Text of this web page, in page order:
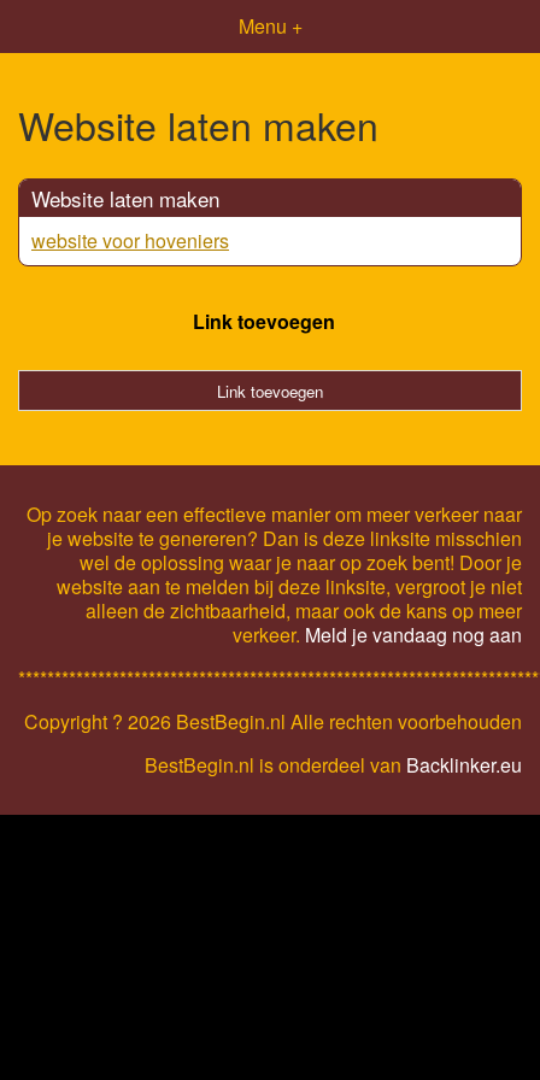
Menu +
Website laten maken
Website laten maken
website voor hoveniers
Link toevoegen
Link toevoegen
Op zoek naar een effectieve manier om meer verkeer naar
je website te genereren? Dan is deze linksite misschien
wel de oplossing waar je naar op zoek bent! Door je
website aan te melden bij deze linksite, vergroot je niet
alleen de zichtbaarheid, maar ook de kans op meer
verkeer. Meld je vandaag nog aan
Copyright ? 2026 BestBegin.nl Alle rechten voorbehouden
BestBegin.nl is onderdeel van Backlinker.eu